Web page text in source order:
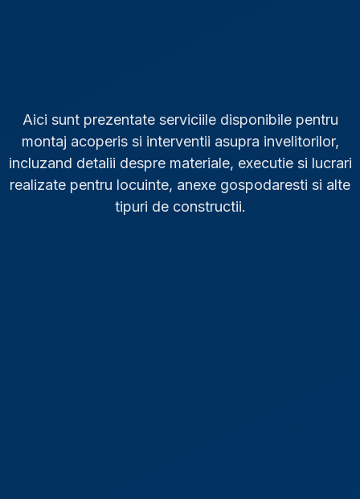
Aici sunt prezentate serviciile disponibile pentru
montaj acoperis si interventii asupra invelitorilor,
incluzand detalii despre materiale, executie si lucrari
realizate pentru locuinte, anexe gospodaresti si alte
tipuri de constructii.